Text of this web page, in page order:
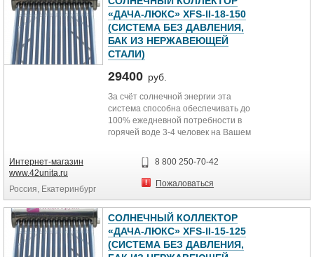
Модель XFS-II-24-200
«ДАЧА-ЛЮКС» XFS-II-18-150
(СИСТЕМА БЕЗ ДАВЛЕНИЯ,
БАК ИЗ НЕРЖАВЕЮЩЕЙ
СТАЛИ)
29400 руб.
За счёт солнечной энергии эта
система способна обеспечивать до
100% ежедневной потребности в
горячей воде 3-4 человек на Вашем
Интернет-магазин
www.42unita.ru
Россия, Екатеринбург
8 800 250-70-42
Пожаловаться
СОЛНЕЧНЫЙ КОЛЛЕКТОР
«ДАЧА-ЛЮКС» XFS-II-15-125
(СИСТЕМА БЕЗ ДАВЛЕНИЯ,